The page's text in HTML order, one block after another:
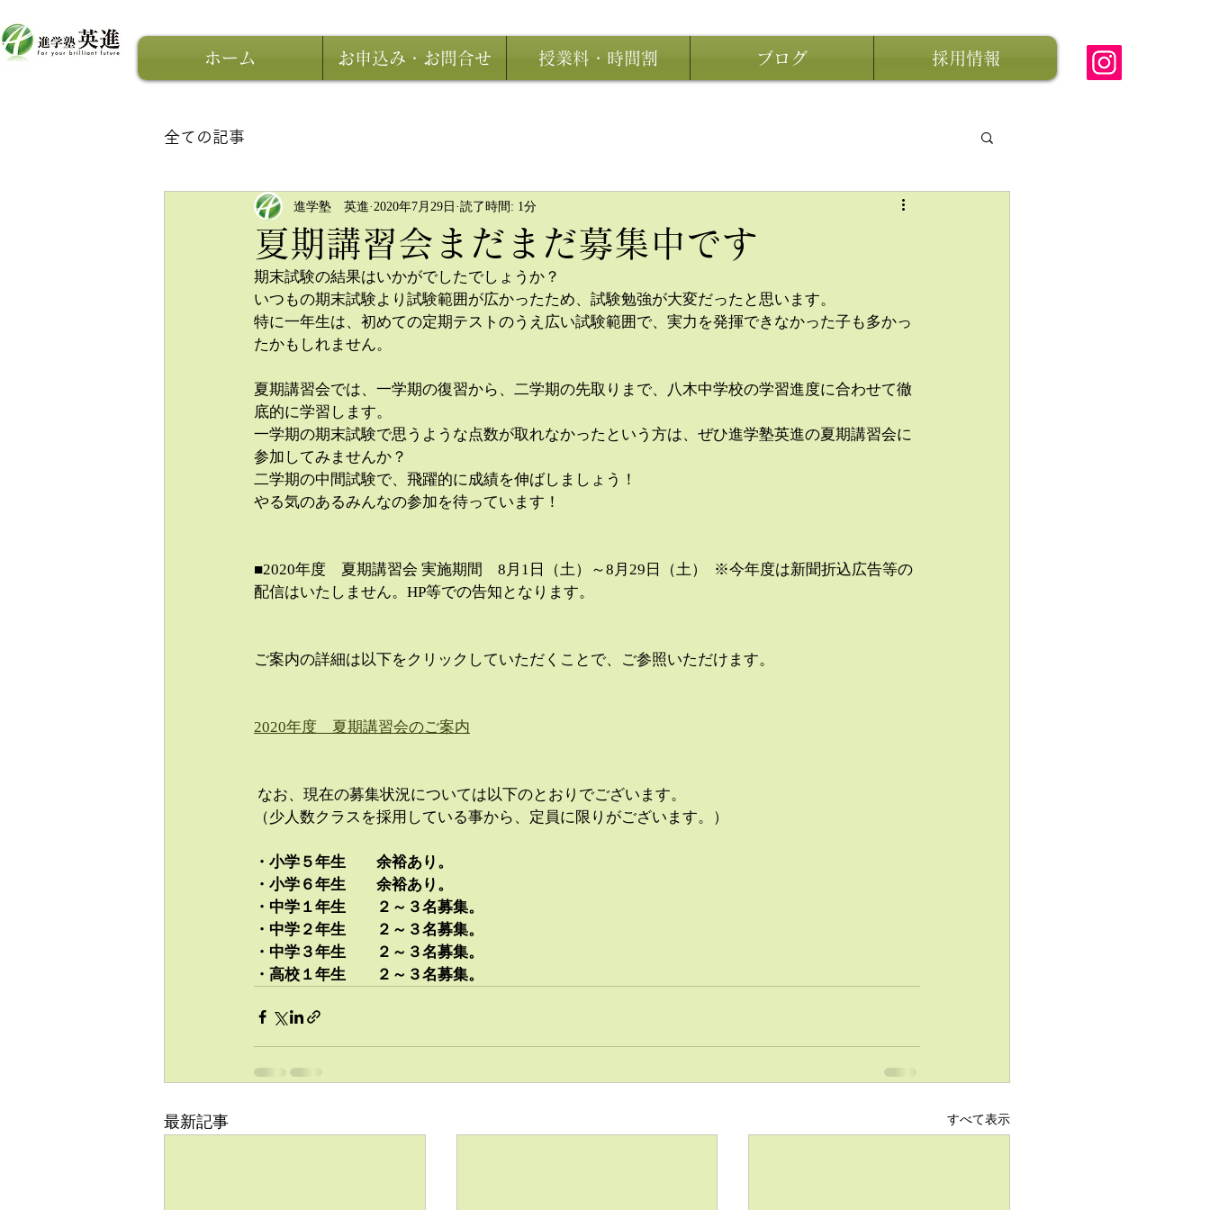
ホーム お申込み・お問合せ 授業料・時間割 ブログ 採用情報
全ての記事
夏期講習会まだまだ募集中です
進学塾 英進 2020年7月29日 読了時間: 1分
期末試験の結果はいかがでしたでしょうか？
いつもの期末試験より試験範囲が広かったため、試験勉強が大変だったと思います。
特に一年生は、初めての定期テストのうえ広い試験範囲で、実力を発揮できなかった子も多かっ
たかもしれません。
夏期講習会では、一学期の復習から、二学期の先取りまで、八木中学校の学習進度に合わせて徹
底的に学習します。
一学期の期末試験で思うような点数が取れなかったという方は、ぜひ進学塾英進の夏期講習会に
参加してみませんか？
二学期の中間試験で、飛躍的に成績を伸ばしましょう！
やる気のあるみんなの参加を待っています！
■2020年度　夏期講習会 実施期間　8月1日（土）～8月29日（土）  ※今年度は新聞折込広告等の
配信はいたしません。HP等での告知となります。
ご案内の詳細は以下をクリックしていただくことで、ご参照いただけます。
2020年度　夏期講習会のご案内
なお、現在の募集状況については以下のとおりでございます。
（少人数クラスを採用している事から、定員に限りがございます。）
・小学５年生　　余裕あり。
・小学６年生　　余裕あり。
・中学１年生
２～３名募集。
・中学２年生
２～３名募集。
・中学３年生
２～３名募集。
・高校１年生　　２～３名募集。
最新記事 すべて表示